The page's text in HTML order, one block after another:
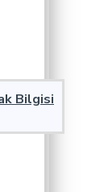
Bilgisi